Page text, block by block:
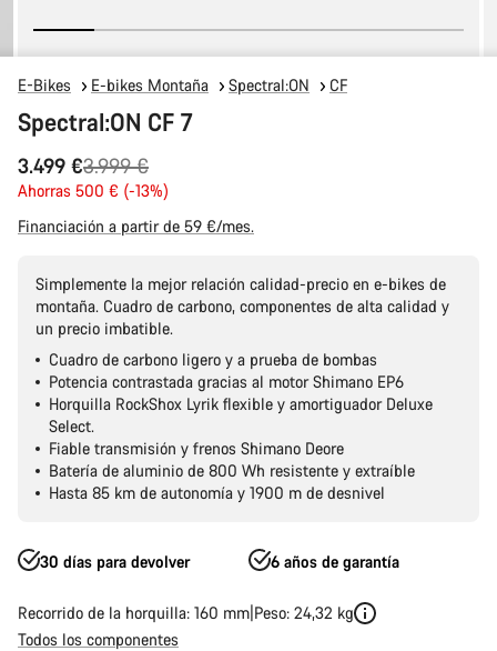
E-Bikes E-bikes Montaña Spectral:ON CF
Spectral:ON CF 7
3.499 €
Precio
original
3.999 €
Ahorras 500 € (-13%)
Financiación a partir de 59 €/mes.
Simplemente la mejor relación calidad-precio en e-bikes de
montaña. Cuadro de carbono, componentes de alta calidad y
un precio imbatible.
Cuadro de carbono ligero y a prueba de bombas
Potencia contrastada gracias al motor Shimano EP6
Horquilla RockShox Lyrik flexible y amortiguador Deluxe
Select.
Fiable transmisión y frenos Shimano Deore
Batería de aluminio de 800 Wh resistente y extraíble
Hasta 85 km de autonomía y 1900 m de desnivel
30 días para devolver 6 años de garantía
Recorrido de la horquilla: 160 mm Peso: 24,32 kg
Todos los componentes